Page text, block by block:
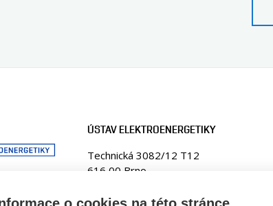
ÚSTAV ELEKTROENERGETIKY
Technická 3082/12 T12
616 00 Brno